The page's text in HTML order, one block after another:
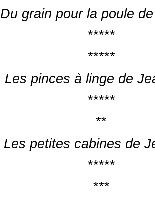
Du grain pour la poule
*****
*****
Les pinces à linge de
*****
**
Les petites cabines de
*****
***